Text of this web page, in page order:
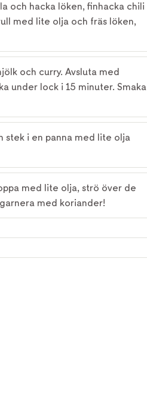
och hacka löken, finhacka chili
med lite olja och fräs löken,
och curry. Avsluta med
under lock i 15 minuter. Smaka
stek i en panna med lite olja
med lite olja, strö över de
med koriander!